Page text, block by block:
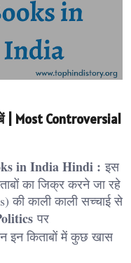
| Most Controversial
in India Hindi : इस
का जिक्र करने जा रहे
की काली काली सच्चाई से
पर
इन किताबों में कुछ खास